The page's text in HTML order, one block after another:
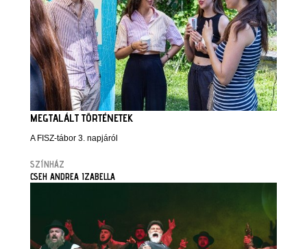
MEGTALÁLT TÖRTÉNETEK
A FISZ-tábor 3. napjáról
SZÍNHÁZ
CSEH ANDREA IZABELLA